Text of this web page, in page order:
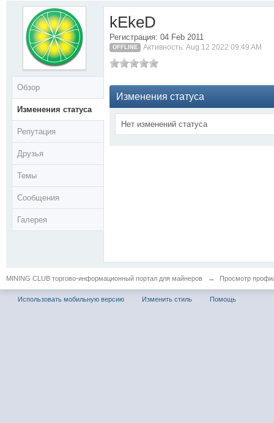
Обзор
Изменения статуса
Репутация
Друзья
Темы
Сообщения
Галерея
kEkeD
Регистрация: 04 Feb 2011
OFFLINE Активность: Aug 12 2022 09:49 AM
Изменения статуса
Нет изменений статуса
MINING CLUB торгово-информационный портал для майнеров → Просмотр
Использовать мобильную версию Изменить стиль Помощь